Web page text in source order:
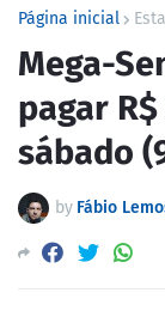
Página inicial
Mega-
pagar
sábado
by Fábio